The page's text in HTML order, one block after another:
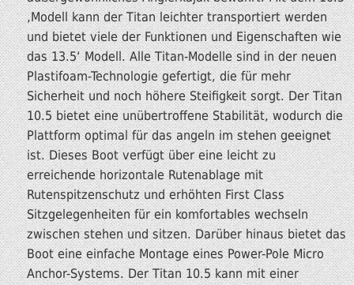
‚Modell kann der Titan leichter transportiert werden
und bietet viele der Funktionen und Eigenschaften wie
das 13.5‘ Modell. Alle Titan-Modelle sind in der neuen
Plastifoam-Technologie gefertigt, die für mehr
Sicherheit und noch höhere Steifigkeit sorgt. Der Titan
10.5 bietet eine unübertroffene Stabilität, wodurch die
Plattform optimal für das angeln im stehen geeignet
ist. Dieses Boot verfügt über eine leicht zu
erreichende horizontale Rutenablage mit
Rutenspitzenschutz und erhöhten First Class
Sitzgelegenheiten für ein komfortables wechseln
zwischen stehen und sitzen. Darüber hinaus bietet das
Boot eine einfache Montage eines Power-Pole Micro
Anchor-Systems. Der Titan 10.5 kann mit einer